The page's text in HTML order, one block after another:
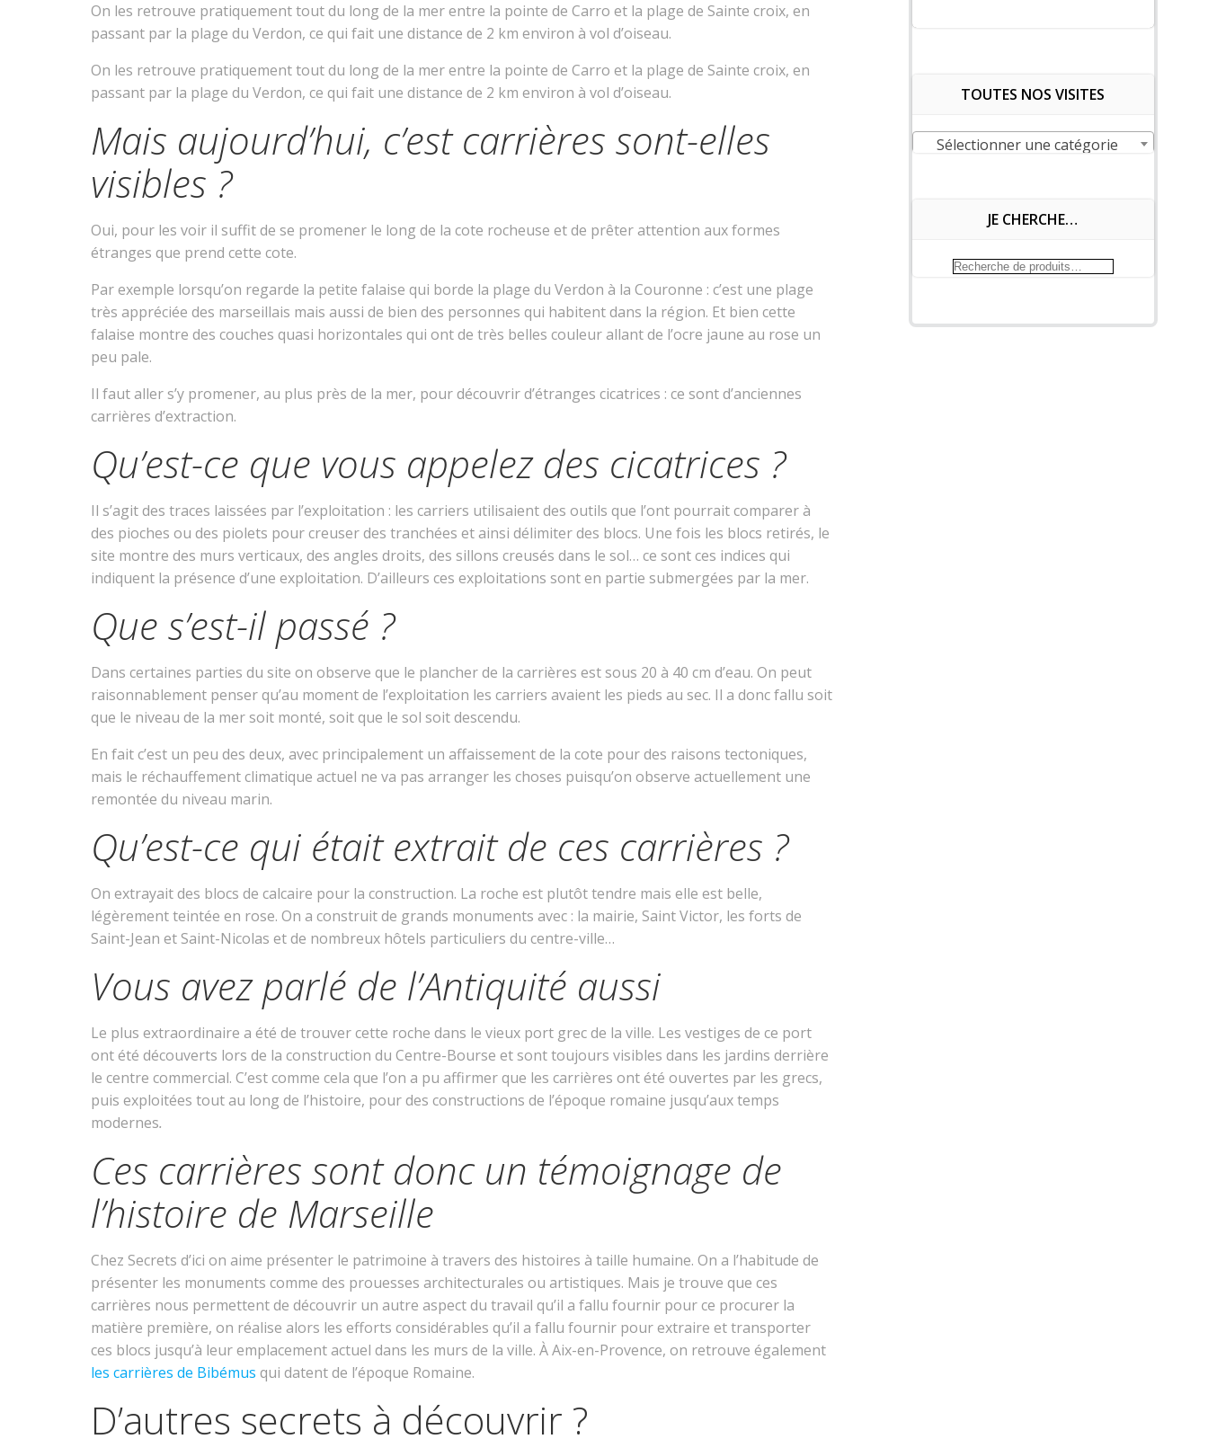
On les retrouve pratiquement tout du long de la mer entre la pointe de Carro et la plage de Sainte croix, en
passant par la plage du Verdon, ce qui fait une distance de 2 km environ à vol d’oiseau.
On les retrouve pratiquement tout du long de la mer entre la pointe de Carro et la plage de Sainte croix, en
passant par la plage du Verdon, ce qui fait une distance de 2 km environ à vol d’oiseau.
Mais aujourd’hui, c’est carrières sont-elles
visibles ?
Oui, pour les voir il suffit de se promener le long de la cote rocheuse et de prêter attention aux formes
étranges que prend cette cote.
Par exemple lorsqu’on regarde la petite falaise qui borde la plage du Verdon à la Couronne : c’est une plage
très appréciée des marseillais mais aussi de bien des personnes qui habitent dans la région. Et bien cette
falaise montre des couches quasi horizontales qui ont de très belles couleur allant de l’ocre jaune au rose un
peu pale.
Il faut aller s’y promener, au plus près de la mer, pour découvrir d’étranges cicatrices : ce sont d’anciennes
carrières d’extraction.
Qu’est-ce que vous appelez des cicatrices ?
Il s’agit des traces laissées par l’exploitation : les carriers utilisaient des outils que l’ont pourrait comparer à
des pioches ou des piolets pour creuser des tranchées et ainsi délimiter des blocs. Une fois les blocs retirés, le
site montre des murs verticaux, des angles droits, des sillons creusés dans le sol… ce sont ces indices qui
indiquent la présence d’une exploitation. D’ailleurs ces exploitations sont en partie submergées par la mer.
Que s’est-il passé ?
Dans certaines parties du site on observe que le plancher de la carrières est sous 20 à 40 cm d’eau. On peut
raisonnablement penser qu’au moment de l’exploitation les carriers avaient les pieds au sec. Il a donc fallu soit
que le niveau de la mer soit monté, soit que le sol soit descendu.
En fait c’est un peu des deux, avec principalement un affaissement de la cote pour des raisons tectoniques,
mais le réchauffement climatique actuel ne va pas arranger les choses puisqu’on observe actuellement une
remontée du niveau marin.
Qu’est-ce qui était extrait de ces carrières ?
On extrayait des blocs de calcaire pour la construction. La roche est plutôt tendre mais elle est belle,
légèrement teintée en rose. On a construit de grands monuments avec : la mairie, Saint Victor, les forts de
Saint-Jean et Saint-Nicolas et de nombreux hôtels particuliers du centre-ville…
Vous avez parlé de l’Antiquité aussi
Le plus extraordinaire a été de trouver cette roche dans le vieux port grec de la ville. Les vestiges de ce port
ont été découverts lors de la construction du Centre-Bourse et sont toujours visibles dans les jardins derrière
le centre commercial. C’est comme cela que l’on a pu affirmer que les carrières ont été ouvertes par les grecs,
puis exploitées tout au long de l’histoire, pour des constructions de l’époque romaine jusqu’aux temps
modernes.
Ces carrières sont donc un témoignage de
l’histoire de Marseille
Chez Secrets d’ici on aime présenter le patrimoine à travers des histoires à taille humaine. On a l’habitude de
présenter les monuments comme des prouesses architecturales ou artistiques. Mais je trouve que ces
carrières nous permettent de découvrir un autre aspect du travail qu’il a fallu fournir pour ce procurer la
matière première, on réalise alors les efforts considérables qu’il a fallu fournir pour extraire et transporter
ces blocs jusqu’à leur emplacement actuel dans les murs de la ville. À Aix-en-Provence, on retrouve également
les carrières de Bibémus qui datent de l’époque Romaine.
D’autres secrets à découvrir ?
TOUTES NOS VISITES
Sélectionner une catégorie
JE CHERCHE…
Recherche